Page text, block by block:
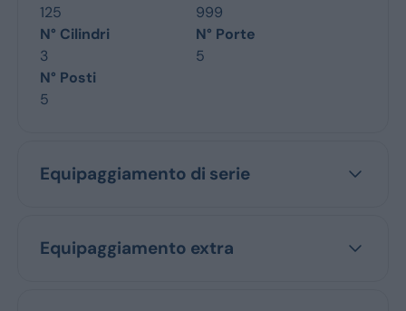
125
999
N° Cilindri
3
N° Porte
5
N° Posti
5
Equipaggiamento di serie
Equipaggiamento extra